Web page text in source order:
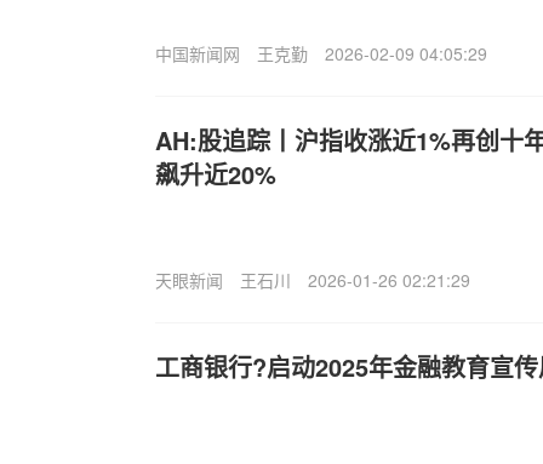
中国新闻网 王克勤 2026-02-09 04:05:29
AH:股追踪丨沪指收涨近1%再创十
飙升近20%
天眼新闻 王石川 2026-01-26 02:21:29
工商银行?启动2025年金融教育宣